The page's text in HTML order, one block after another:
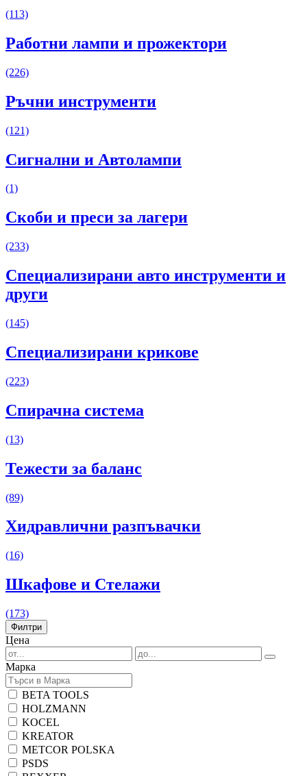
(113)
Работни лампи и прожектори
(226)
Ръчни инструменти
(121)
Сигнални и Автолампи
(1)
Скоби и преси за лагери
(233)
Специализирани авто инструменти и
други
(145)
Специализирани крикове
(223)
Спирачна система
(13)
Тежести за баланс
(89)
Хидравлични разпъвачки
(16)
Шкафове и Стелажи
(173)
Филтри
Цена
Марка
BETA TOOLS
HOLZMANN
KOCEL
KREATOR
METCOR POLSKA
PSDS